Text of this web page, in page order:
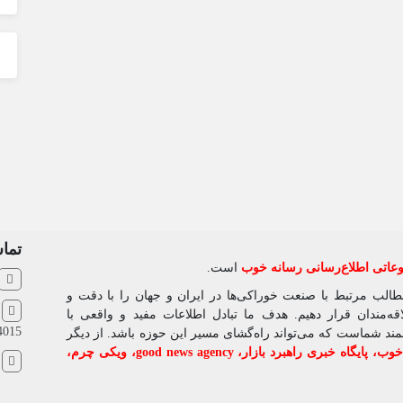
اطلاع‌رسانی رسانه خوب است.
مرتبط با صنعت خوراکی‌ها در ایران و جهان را با دقت و
قرار دهیم. هدف ما تبادل اطلاعات مفید و واقعی با
شماست که می‌تواند راه‌گشای مسیر این حوزه باشد. از دیگر
خوب، پایگاه خبری راهبرد بازار ،good news agency،ویکی چرم،